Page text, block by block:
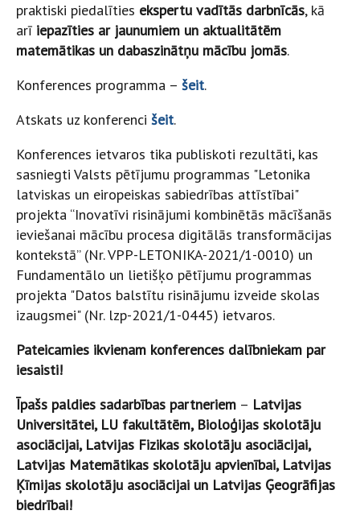
praktiski piedalīties ekspertu vadītās darbnīcās, kā
arī iepazīties ar jaunumiem un aktualitātēm
matemātikas un dabaszinātņu mācību jomās.
Konferences programma – šeit.
Atskats uz konferenci šeit.
Konferences ietvaros tika publiskoti rezultāti, kas
sasniegti Valsts pētījumu programmas "Letonika
latviskas un eiropeiskas sabiedrības attīstībai"
projekta “Inovatīvi risinājumi kombinētās mācīšanās
ieviešanai mācību procesa digitālās transformācijas
kontekstā” (Nr. VPP-LETONIKA-2021/1-0010) un
Fundamentālo un lietišķo pētījumu programmas
projekta "Datos balstītu risinājumu izveide skolas
izaugsmei" (Nr. lzp-2021/1-0445) ietvaros.
Pateicamies ikvienam konferences dalībniekam par
iesaisti!
Īpašs paldies sadarbības partneriem – Latvijas
Universitātei, LU fakultātēm, Bioloģijas skolotāju
asociācijai, Latvijas Fizikas skolotāju asociācijai,
Latvijas Matemātikas skolotāju apvienībai, Latvijas
Ķīmijas skolotāju asociācijai un Latvijas Ģeogrāfijas
biedrībai!